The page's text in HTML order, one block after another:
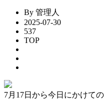
By 管理人
2025-07-30
537
TOP
7月17日から今日にかけて